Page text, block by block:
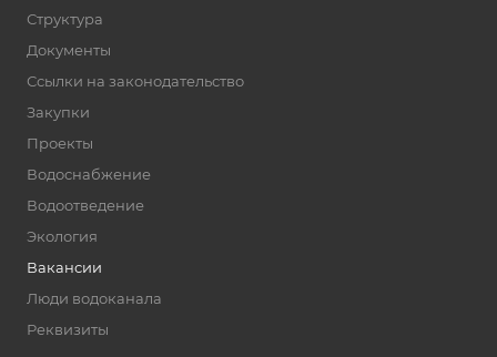
Структура
Документы
Ссылки на законодательство
Закупки
Проекты
Водоснабжение
Водоотведение
Экология
Вакансии
Люди водоканала
Реквизиты